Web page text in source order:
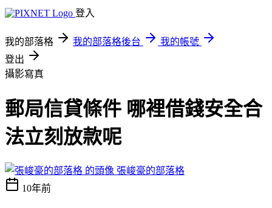
登入
我的部落格 我的部落格後台
我的帳號
登出
攝影寫真
郵局信貸條件 哪裡借錢安全合
法立刻放款呢
張峻豪的部落格
10年前